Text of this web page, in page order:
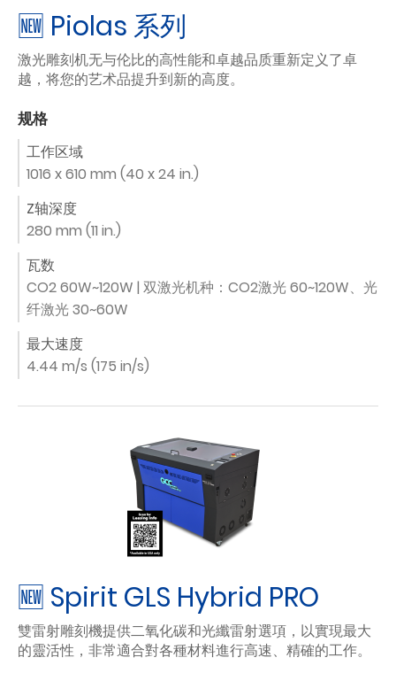
🆕 Piolas 系列
激光雕刻机无与伦比的高性能和卓越品质重新定义了卓
越，将您的艺术品提升到新的高度。
规格
工作区域
1016 x 610 mm (40 x 24 in.)
Z轴深度
280 mm (11 in.)
瓦数
CO2 60W~120W | 双激光机种：CO2激光 60~120W、光
纤激光 30~60W
最大速度
4.44 m/s (175 in/s)
🆕 Spirit GLS Hybrid PRO
雙雷射雕刻機提供二氧化碳和光纖雷射選項，以實現最大
的靈活性，非常適合對各種材料進行高速、精確的工作。